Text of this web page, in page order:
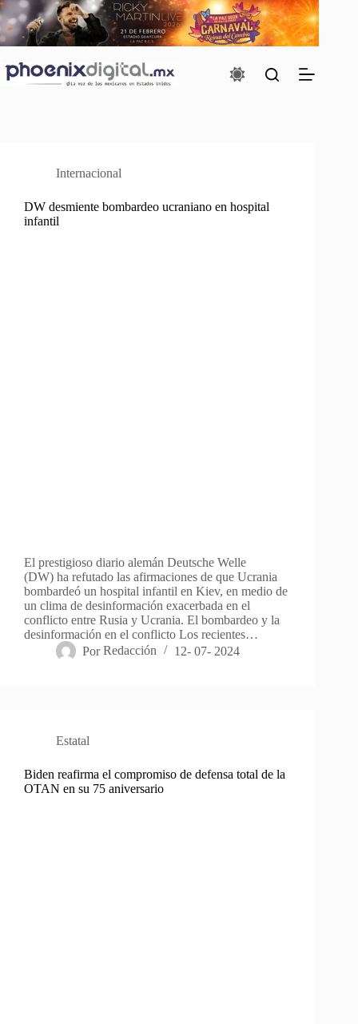
Saltar
al
contenido
Internacional
DW desmiente bombardeo ucraniano en hospital
infantil
El prestigioso diario alemán Deutsche Welle
(DW) ha refutado las afirmaciones de que Ucrania
bombardeó un hospital infantil en Kiev, en medio de
un clima de desinformación exacerbada en el
conflicto entre Rusia y Ucrania. El bombardeo y la
desinformación en el conflicto Los recientes…
Por Redacción 12- 07- 2024
Estatal
Biden reafirma el compromiso de defensa total de la
OTAN en su 75 aniversario